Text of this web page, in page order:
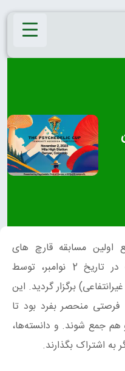
اولین مسابقه قارچ های
روانگردان (مجیک ماشروم) است در تاریخ 2 نوامبر، توسط
برگزار گردید. این
فرصتی منحصر بفرد بود تا
هم جمع شوند. و دانسته‌ها،
اشتراک بگذارند.